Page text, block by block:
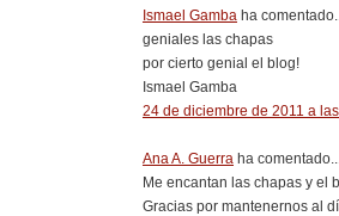
Ismael Gamba ha
geniales las chapas
por cierto genial el blog!
Ismael Gamba
24 de diciembre de 2011 a
Ana A. Guerra ha
Me encantan las chapas y el
Gracias por mantenernos al